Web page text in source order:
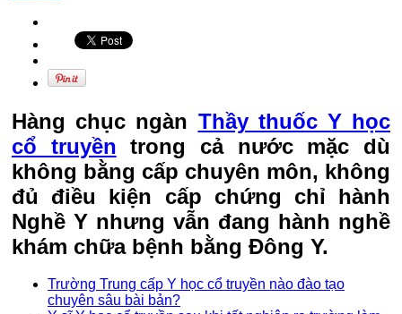
Hàng chục ngàn Thầy thuốc Y học
cổ truyền trong cả nước mặc dù
không bằng cấp chuyên môn, không
đủ điều kiện cấp chứng chỉ hành
Nghề Y nhưng vẫn đang hành nghề
khám chữa bệnh bằng Đông Y.
Trường Trung cấp Y học cổ truyền nào đào tạo
chuyên sâu bài bản?